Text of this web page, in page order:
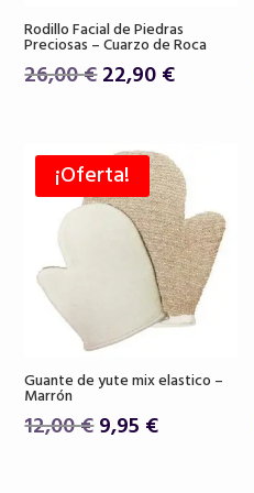
Rodillo Facial de Piedras
Preciosas – Cuarzo de Roca
26,00€El
era:
26,00 €.
22,90€El
es:
22,90 €.
¡Oferta!
Guante de yute mix elastico –
Marrón
12,00€El
9,95 €El